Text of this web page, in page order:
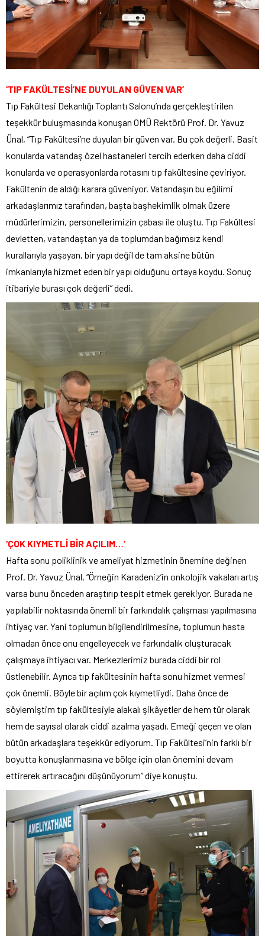
‘TIP FAKÜLTESİ’NE DUYULAN GÜVEN VAR’
Tıp Fakültesi Dekanlığı Toplantı Salonu’nda gerçekleştirilen
teşekkür buluşmasında konuşan OMÜ Rektörü Prof. Dr. Yavuz
Ünal, “Tıp Fakültesi’ne duyulan bir güven var. Bu çok değerli. Basit
konularda vatandaş özel hastaneleri tercih ederken daha ciddi
konularda ve operasyonlarda rotasını tıp fakültesine çeviriyor.
Fakültenin de aldığı karara güveniyor. Vatandaşın bu eğilimi
arkadaşlarımız tarafından, başta başhekimlik olmak üzere
müdürlerimizin, personellerimizin çabası ile oluştu. Tıp Fakültesi
devletten, vatandaştan ya da toplumdan bağımsız kendi
kurallarıyla yaşayan, bir yapı değil de tam aksine bütün
imkanlarıyla hizmet eden bir yapı olduğunu ortaya koydu. Sonuç
itibariyle burası çok değerli” dedi.
‘ÇOK KIYMETLİ BİR AÇILIM…’
Hafta sonu poliklinik ve ameliyat hizmetinin önemine değinen
Prof. Dr. Yavuz Ünal, “Örneğin Karadeniz’in onkolojik vakaları artış
varsa bunu önceden araştırıp tespit etmek gerekiyor. Burada ne
yapılabilir noktasında önemli bir farkındalık çalışması yapılmasına
ihtiyaç var. Yani toplumun bilgilendirilmesine, toplumun hasta
olmadan önce onu engelleyecek ve farkındalık oluşturacak
çalışmaya ihtiyacı var. Merkezlerimiz burada ciddi bir rol
üstlenebilir. Ayrıca tıp fakültesinin hafta sonu hizmet vermesi
çok önemli. Böyle bir açılım çok kıymetliydi. Daha önce de
söylemiştim tıp fakültesiyle alakalı şikâyetler de hem tür olarak
hem de sayısal olarak ciddi azalma yaşadı. Emeği geçen ve olan
bütün arkadaşlara teşekkür ediyorum. Tıp Fakültesi’nin farklı bir
boyutta konuşlanmasına ve bölge için olan önemini devam
ettirerek artıracağını düşünüyorum” diye konuştu.